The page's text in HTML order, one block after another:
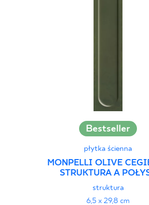
Bestseller
płytka ścienna
MONPELLI OLIVE
STRUKTURA A
struktura
6,5 x 29,8 cm